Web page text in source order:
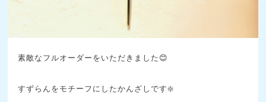
素敵なフルオーダーをいただきました😊
すずらんをモチーフにしたかんざしです❇️